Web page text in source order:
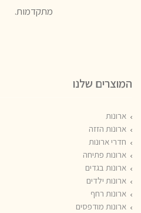
מתקדמות.
המוצרים שלנו
ארונות
ארונות הזזה
חדרי ארונות
ארונות פתיחה
ארונות בגדים
ארונות ילדים
ארונות רחף
ארונות מודפסים